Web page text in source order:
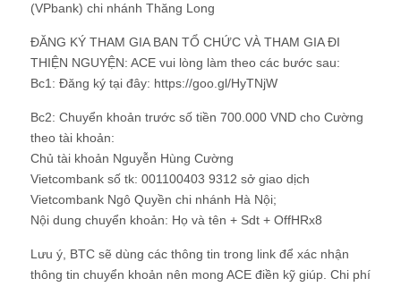
(VPbank) chi nhánh Thăng Long
ĐĂNG KÝ THAM GIA BAN TỔ CHỨC VÀ THAM GIA ĐI
THIỆN NGUYỆN: ACE vui lòng làm theo các bước sau:
Bc1: Đăng ký tại đây: https://goo.gl/HyTNjW
Bc2: Chuyển khoản trước số tiền 700.000 VND cho Cường
theo tài khoản:
Chủ tài khoản Nguyễn Hùng Cường
Vietcombank số tk: 001100403 9312 sở giao dịch
Vietcombank Ngô Quyền chi nhánh Hà Nội;
Nội dung chuyển khoản: Họ và tên + Sdt + OffHRx8
Lưu ý, BTC sẽ dùng các thông tin trong link để xác nhận
thông tin chuyển khoản nên mong ACE điền kỹ giúp. Chi phí